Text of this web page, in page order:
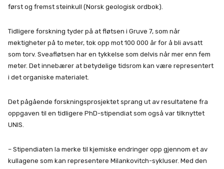
først og fremst steinkull (Norsk geologisk ordbok).
Tidligere forskning tyder på at fløtsen i Gruve 7, som når
mektigheter på to meter, tok opp mot 100 000 år for å bli avsatt
som torv. Sveafløtsen har en tykkelse som delvis når mer enn fem
meter. Det innebærer at betydelige tidsrom kan være representert
i det organiske materialet.
Det pågående forskningsprosjektet sprang ut av resultatene fra
oppgaven til en tidligere PhD-stipendiat som også var tilknyttet
UNIS.
– Stipendiaten la merke til kjemiske endringer opp gjennom et av
kullagene som kan representere Milankovitch-sykluser. Med den